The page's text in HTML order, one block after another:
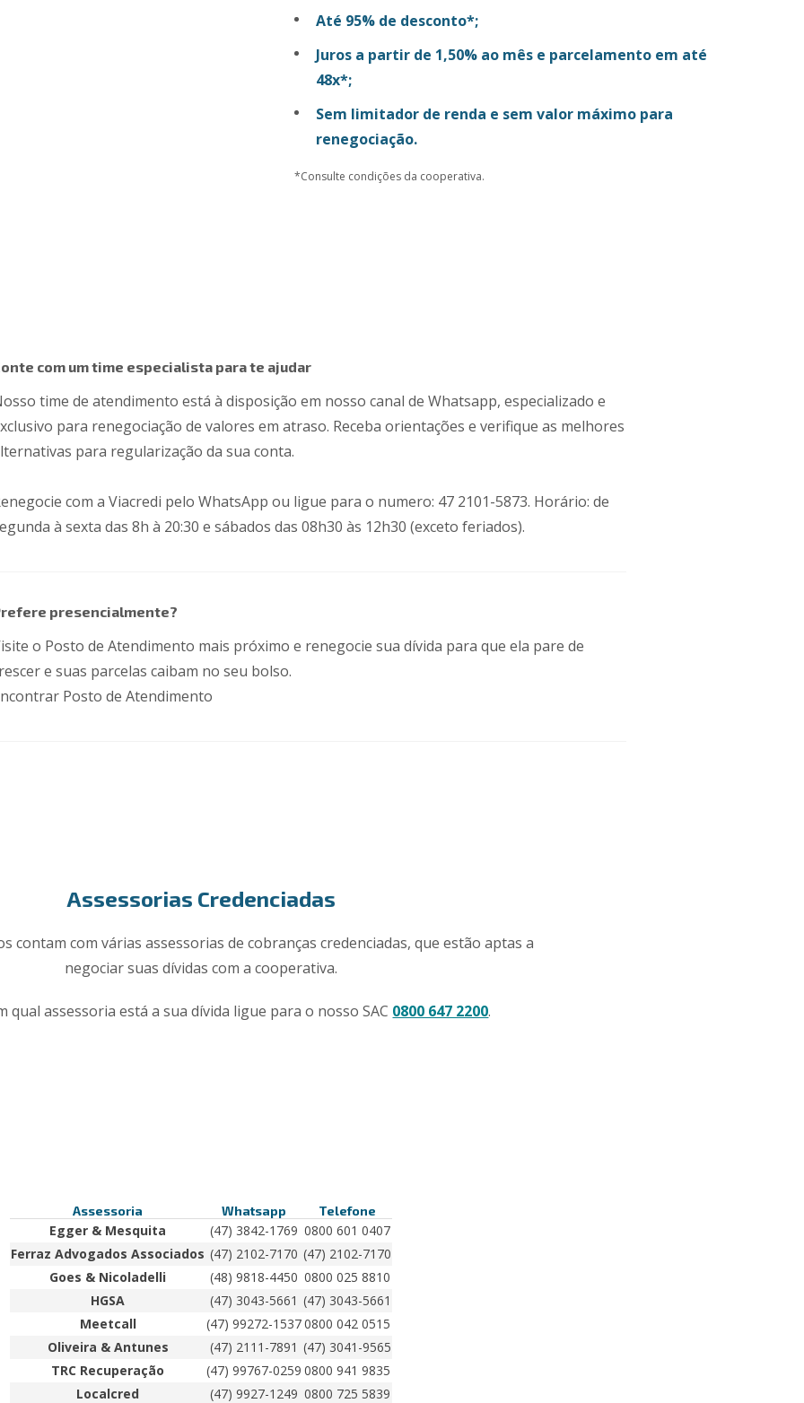
Até 95% de desconto*;
Juros a partir de 1,50% ao mês e parcelamento em até
48x*;
Sem limitador de renda e sem valor máximo para
renegociação.
*Consulte condições da cooperativa.
com um time especialista para te ajudar
time de atendimento está à disposição em nosso canal de Whatsapp, especializado e
para renegociação de valores em atraso. Receba orientações e verifique as melhores
para regularização da sua conta.
com a Viacredi pelo WhatsApp ou ligue para o numero: 47 2101-5873. Horário: de
à sexta das 8h à 20:30 e sábados das 08h30 às 12h30 (exceto feriados).
presencialmente?
o Posto de Atendimento mais próximo e renegocie sua dívida para que ela pare de
e suas parcelas caibam no seu bolso.
Posto de Atendimento
Assessorias Credenciadas
contam com várias assessorias de cobranças credenciadas, que estão aptas a
negociar suas dívidas com a cooperativa.
qual assessoria está a sua dívida ligue para o nosso SAC 0800 647 2200.
Assessoria Whatsapp Telefone
Egger & Mesquita (47) 3842-1769 0800 601 0407
Ferraz Advogados Associados (47) 2102-7170 (47) 2102-7170
Goes & Nicoladelli
(48) 9818-4450 0800 025 8810
HGSA
(47) 3043-5661 (47) 3043-5661
Meetcall
(47) 99272-15370800 042 0515
Oliveira & Antunes
(47) 2111-7891 (47) 3041-9565
TRC Recuperação
(47) 99767-0259 0800 941 9835
Localcred
(47) 9927-1249 0800 725 5839